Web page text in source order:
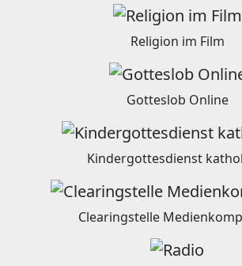
Religion im Film
Gotteslob Online
Kindergottesdienst
Clearingstelle